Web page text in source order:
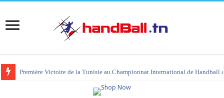
Première Victoire de la Tunisie au Championnat International de Handball